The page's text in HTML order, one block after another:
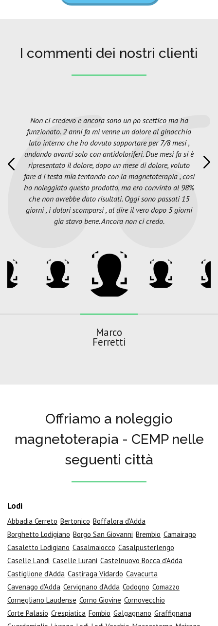
I commenti dei nostri clienti
Non ci credevo e ancora sono un po scettico ma ha
funzionato. 2 anni fa mi venne un dolore al ginocchio
lato interno che ho dovuto sopportare per 7/8 mesi ,
andando avanti solo con antidoloriferi. Due mesi fa si è
ripresentato il dolore, dopo un mese di dolore, voluto
fare d i testa mia tentando con la magnetoterapia , cosi
ho noleggiato questo prodotto, ma ero convinto al 98%
che non avrebbe dato risultati. Oggi sono passati 15
giorni , i dolori scomparsi , al dire il vero dopo 5 giorni
gia stavo bene. Ancora non ci credo.
Marco
Ferretti
Offriamo a noleggio
magnetoterapia - CEMP nelle
seguenti città
Lodi
Abbadia Cerreto Bertonico Boffalora d'Adda
Borghetto Lodigiano Borgo San Giovanni Brembio Camairago
Casaletto Lodigiano Casalmaiocco Casalpusterlengo
Caselle Landi Caselle Lurani Castelnuovo Bocca d'Adda
Castiglione d'Adda Castiraga Vidardo Cavacurta
Cavenago d'Adda Cervignano d'Adda Codogno Comazzo
Cornegliano Laudense Corno Giovine Cornovecchio
Corte Palasio Crespiatica Fombio Galgagnano Graffignana